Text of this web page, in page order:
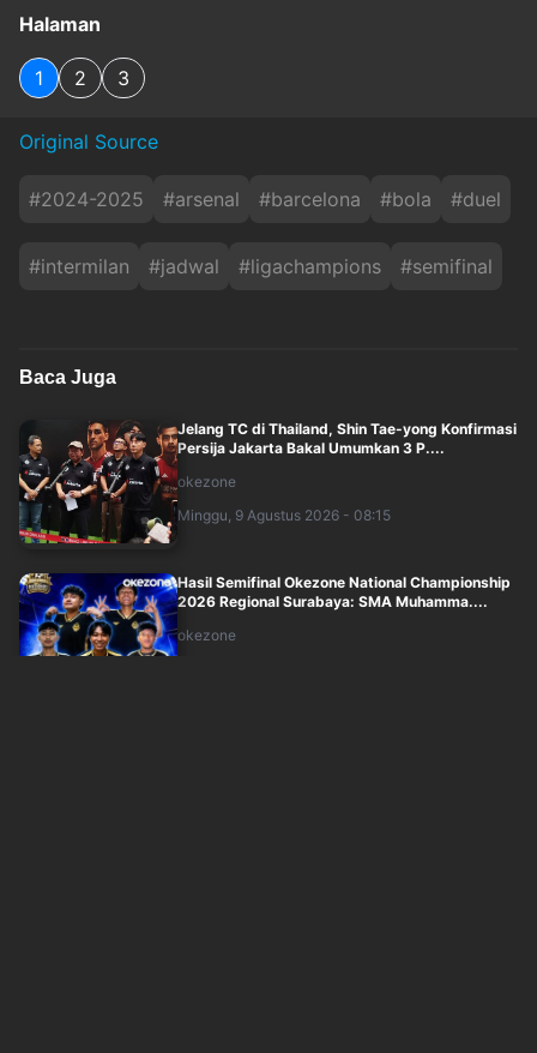
Halaman
1 2 3
Original Source
#2024-2025 #arsenal #barcelona #bola #duel
#intermilan #jadwal #ligachampions #semifinal
Baca Juga
Jelang TC di Thailand, Shin Tae-yong Konfirmasi
Persija Jakarta Bakal Umumkan 3 P....
okezone
Minggu, 9 Agustus 2026 - 08:15
Hasil Semifinal Okezone National Championship
2026 Regional Surabaya: SMA Muhamma....
okezone